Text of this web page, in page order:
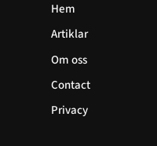
Hem
Artiklar
Om oss
Contact
Privacy